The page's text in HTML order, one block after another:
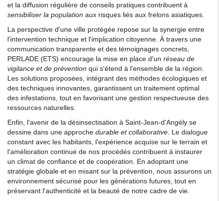
et la diffusion régulière de conseils pratiques contribuent à
sensibiliser la population aux risques liés aux frelons asiatiques.
La perspective d'une ville protégée repose sur la synergie entre
l'intervention technique et l'implication citoyenne. À travers une
communication transparente et des témoignages concrets,
PERLADE (ETS) encourage la mise en place d'un réseau de
vigilance et de prévention qui s'étend à l'ensemble de la région.
Les solutions proposées, intégrant des méthodes écologiques et
des techniques innovantes, garantissent un traitement optimal
des infestations, tout en favorisant une gestion respectueuse des
ressources naturelles.
Enfin, l'avenir de la désinsectisation à Saint-Jean-d'Angély se
dessine dans une approche durable et collaborative. Le dialogue
constant avec les habitants, l'expérience acquise sur le terrain et
l'amélioration continue de nos procédés contribuent à instaurer
un climat de confiance et de coopération. En adoptant une
stratégie globale et en misant sur la prévention, nous assurons un
environnement sécurisé pour les générations futures, tout en
préservant l'authenticité et la beauté de notre cadre de vie.